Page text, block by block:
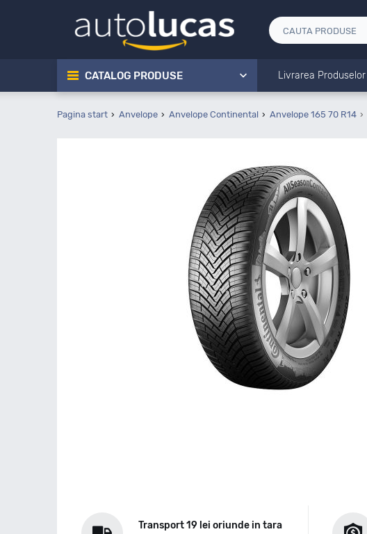
CATALOG PRODUSE Livrarea Produselor
Pagina start Anvelope Anvelope Continental Anvelope 165 70 R14
Transport 19 lei oriunde in tara